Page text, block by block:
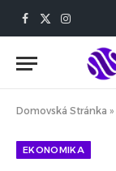
Facebook
X
Instagram
Domovská Stránka »
EKONOMIKA